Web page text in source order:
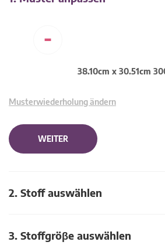
-
38.10cm x 30.51cm
Musterwiederholung ändern
WEITER
2. Stoff auswählen
3. Stoffgröβe auswählen